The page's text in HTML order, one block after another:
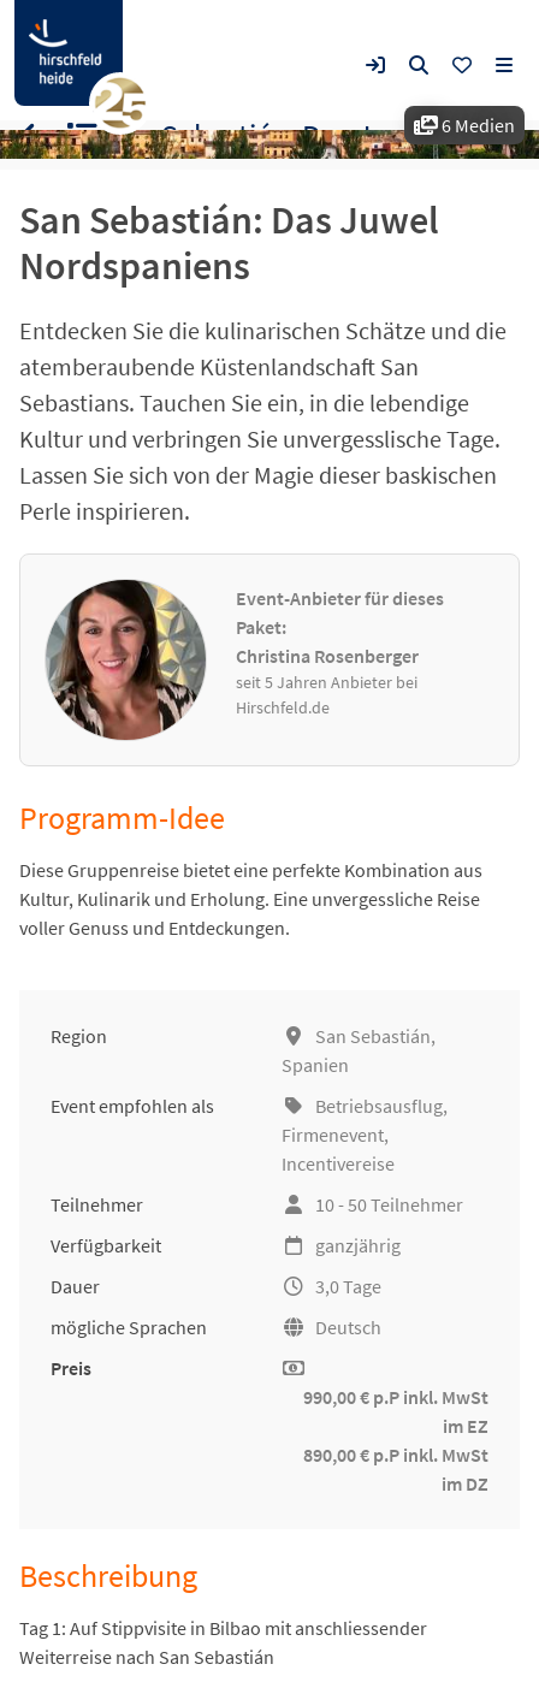
6 Medien
San Sebastián: Das Juwel
Nordspaniens
Entdecken Sie die kulinarischen Schätze und die
atemberaubende Küstenlandschaft San
Sebastians. Tauchen Sie ein, in die lebendige
Kultur und verbringen Sie unvergesslische Tage.
Lassen Sie sich von der Magie dieser baskischen
Perle inspirieren.
Event-Anbieter für dieses
Paket:
Christina Rosenberger
seit 5 Jahren Anbieter bei
Hirschfeld.de
San Sebastián: Das Juwel Nordspaniens
Programm-Idee
Diese Gruppenreise bietet eine perfekte Kombination aus
Kultur, Kulinarik und Erholung. Eine unvergessliche Reise
voller Genuss und Entdeckungen.
Region
San Sebastián,
Spanien
Event empfohlen als
Betriebsausflug,
Firmenevent,
Incentivereise
Teilnehmer
10 - 50 Teilnehmer
Verfügbarkeit
ganzjährig
Dauer
3,0 Tage
mögliche Sprachen
Deutsch
Preis
990,00 € p.P inkl. MwSt
im EZ
890,00 € p.P inkl. MwSt
im DZ
Beschreibung
Tag 1: Auf Stippvisite in Bilbao mit anschliessender
Weiterreise nach San Sebastián